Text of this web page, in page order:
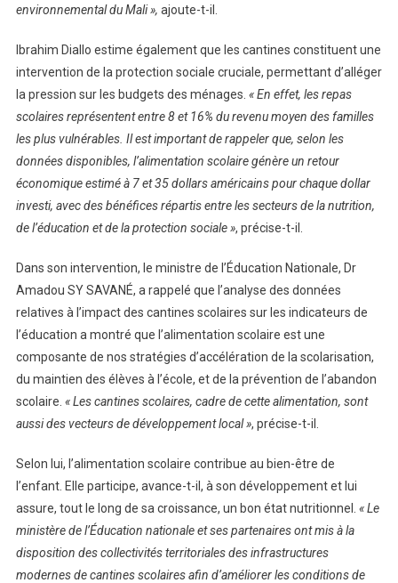
environnemental du Mali », ajoute-t-il.
Ibrahim Diallo estime également que les cantines constituent une
intervention de la protection sociale cruciale, permettant d’alléger
la pression sur les budgets des ménages. « En effet, les repas
scolaires représentent entre 8 et 16% du revenu moyen des familles
les plus vulnérables. Il est important de rappeler que, selon les
données disponibles, l’alimentation scolaire génère un retour
économique estimé à 7 et 35 dollars américains pour chaque dollar
investi, avec des bénéfices répartis entre les secteurs de la nutrition,
de l’éducation et de la protection sociale », précise-t-il.
Dans son intervention, le ministre de l’Éducation Nationale, Dr
Amadou SY SAVANÉ, a rappelé que l’analyse des données
relatives à l’impact des cantines scolaires sur les indicateurs de
l’éducation a montré que l’alimentation scolaire est une
composante de nos stratégies d’accélération de la scolarisation,
du maintien des élèves à l’école, et de la prévention de l’abandon
scolaire. « Les cantines scolaires, cadre de cette alimentation, sont
aussi des vecteurs de développement local », précise-t-il.
Selon lui, l’alimentation scolaire contribue au bien-être de
l’enfant. Elle participe, avance-t-il, à son développement et lui
assure, tout le long de sa croissance, un bon état nutritionnel. « Le
ministère de l’Éducation nationale et ses partenaires ont mis à la
disposition des collectivités territoriales des infrastructures
modernes de cantines scolaires afin d’améliorer les conditions de